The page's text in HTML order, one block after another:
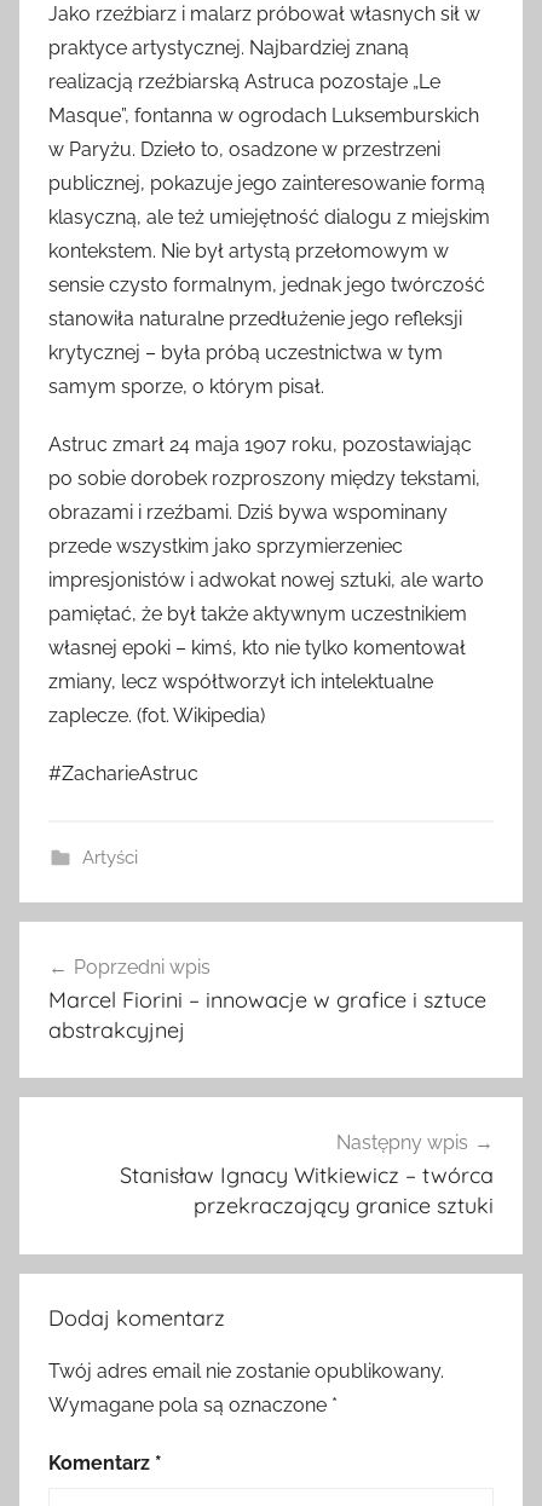
Jako rzeźbiarz i malarz próbował własnych sił w
praktyce artystycznej. Najbardziej znaną
realizacją rzeźbiarską Astruca pozostaje „Le
Masque”, fontanna w ogrodach Luksemburskich
w Paryżu. Dzieło to, osadzone w przestrzeni
publicznej, pokazuje jego zainteresowanie formą
klasyczną, ale też umiejętność dialogu z miejskim
kontekstem. Nie był artystą przełomowym w
sensie czysto formalnym, jednak jego twórczość
stanowiła naturalne przedłużenie jego refleksji
krytycznej – była próbą uczestnictwa w tym
samym sporze, o którym pisał.
Astruc zmarł 24 maja 1907 roku, pozostawiając
po sobie dorobek rozproszony między tekstami,
obrazami i rzeźbami. Dziś bywa wspominany
przede wszystkim jako sprzymierzeniec
impresjonistów i adwokat nowej sztuki, ale warto
pamiętać, że był także aktywnym uczestnikiem
własnej epoki – kimś, kto nie tylko komentował
zmiany, lecz współtworzył ich intelektualne
zaplecze. (fot. Wikipedia)
#ZacharieAstruc
Artyści
wpisu
Poprzedni wpis
Marcel Fiorini – innowacje w grafice i sztuce
abstrakcyjnej
Następny wpis
Stanisław Ignacy Witkiewicz – twórca
przekraczający granice sztuki
Dodaj komentarz
Twój adres email nie zostanie opublikowany.
Wymagane pola są oznaczone *
Komentarz *